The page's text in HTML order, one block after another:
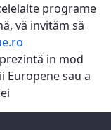
programe
vă invităm să
in mod
Europene sau a